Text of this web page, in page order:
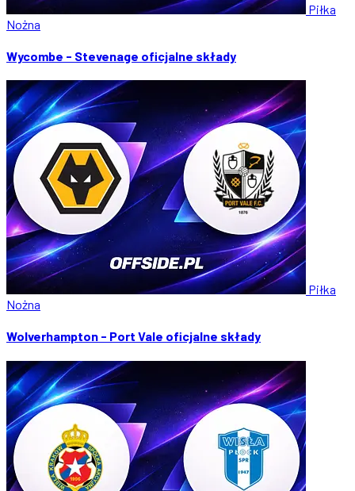
Piłka
Nożna
Wycombe - Stevenage oficjalne składy
Piłka
Nożna
Wolverhampton - Port Vale oficjalne składy